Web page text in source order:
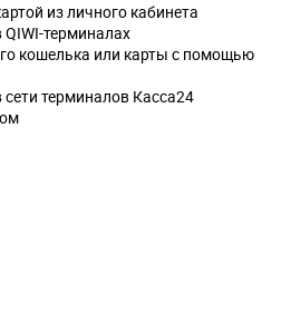
из личного кабинета
терминалах
кошелька или карты с помощью
терминалов Касса24